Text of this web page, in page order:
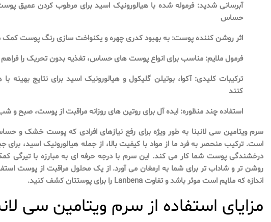
آبرسانی شدید: فرموله شده با هیالورونیک اسید برای مرطوب کردن عمیق
حساس
اثر روشن کننده پوست: به بهبود کدری چهره و یکنواخت سازی رنگ پوست
فرمول ملایم: مناسب برای انواع پوست های حساس، تغذیه بدون تحریک را
ترکیبات کلیدی: آکوا، بوتیلن گلیکول و هیالورونیک اسید برای نتایج بهینه
کنند
استفاده چند منظوره: ایده آل برای روتین های روزانه مراقبت از پوست، صبح و
سرم ویتامین سی لانبنا به طور ویژه برای رفع نیازهای افرادی که پوست خشک و
است. ترکیب منحصر به فرد ما از مواد با کیفیت بالا، از جمله هیالورونیک اسید، برای
درخشندگی پوست شما کار می کند. این سرم با درجه حرفه ای به مبارزه با تیرگی
روشن تر و شاداب تر برای شما به ارمغان می آورد. از یک محلول مراقبت از پوست
اندازه که ملایم است موثر باشد و تفاوت Lanbena را برای پوستتان کشف کنید.
مزایای استفاده از سرم ویتامین سی